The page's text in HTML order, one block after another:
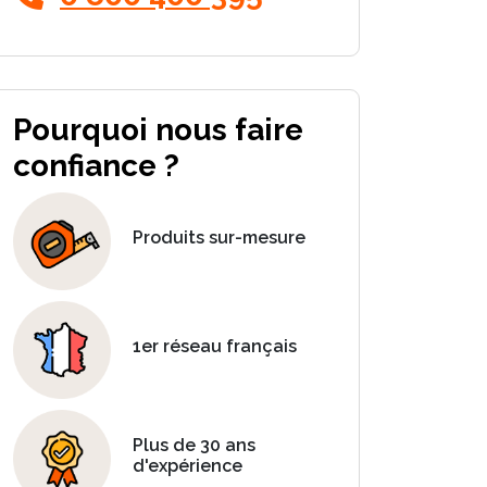
Pourquoi nous faire
confiance ?
Produits sur-mesure
1er réseau français
Plus de 30 ans
d'expérience